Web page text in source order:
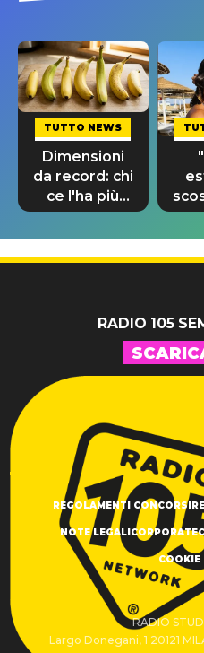
TUTTO NEWS
Dimensioni
da record: chi
ce l'ha più
lungo nel
mondo?
RADIO 105
REGOLAMENTI CONCORSI
NOTE LEGALICORPORATE
COOKIE
RADIO
Largo Donegani, 1 20121